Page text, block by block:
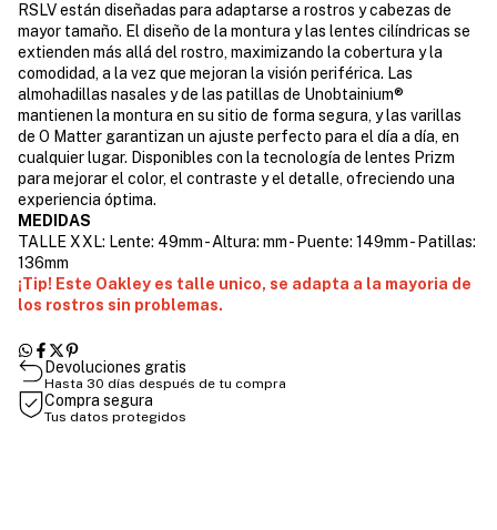
RSLV están diseñadas para adaptarse a rostros y cabezas de
mayor tamaño. El diseño de la montura y las lentes cilíndricas se
extienden más allá del rostro, maximizando la cobertura y la
comodidad, a la vez que mejoran la visión periférica. Las
almohadillas nasales y de las patillas de Unobtainium®
mantienen la montura en su sitio de forma segura, y las varillas
de O Matter garantizan un ajuste perfecto para el día a día, en
cualquier lugar. Disponibles con la tecnología de lentes Prizm
para mejorar el color, el contraste y el detalle, ofreciendo una
experiencia óptima.
MEDIDAS
TALLE XXL: Lente: 49mm - Altura: mm - Puente: 149mm - Patillas:
136mm
¡Tip! Este Oakley es talle unico, se adapta a la mayoria de
los rostros sin problemas.
Devoluciones gratis
Hasta 30 días después de tu compra
Compra segura
Tus datos protegidos